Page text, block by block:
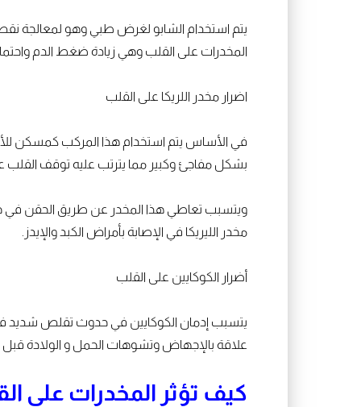
يتم استخدام الشابو لغرض طبي وهو لمعالجة
المخدرات على القلب وهي زيادة ضغط الدم
اضرار مخدر اللريكا على القلب
في الأساس يتم استخدام هذا المركب كمسكن
بشكل مفاجئ وكبير مما يترتب عليه توقف القلب
ويتسبب تعاطي هذا المخدر عن طريق الحقن في
مخدر الليريكا في الإصابة بأمراض الكبد والإيدز.
أضرار الكوكايين على القلب
يتسبب إدمان الكوكايين في حدوث تقلص شديد في
علاقة بالإجهاض وتشوهات الحمل و الولادة قبل
كيف تؤثر المخدرات على